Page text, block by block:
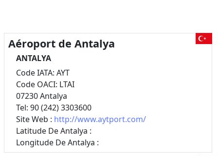
Aéroport de Antalya
ANTALYA
Code IATA: AYT
Code OACI: LTAI
07230 Antalya
Tel: 90 (242) 3303600
Site Web : http://www.aytport.com/
Latitude De Antalya :
Longitude De Antalya :